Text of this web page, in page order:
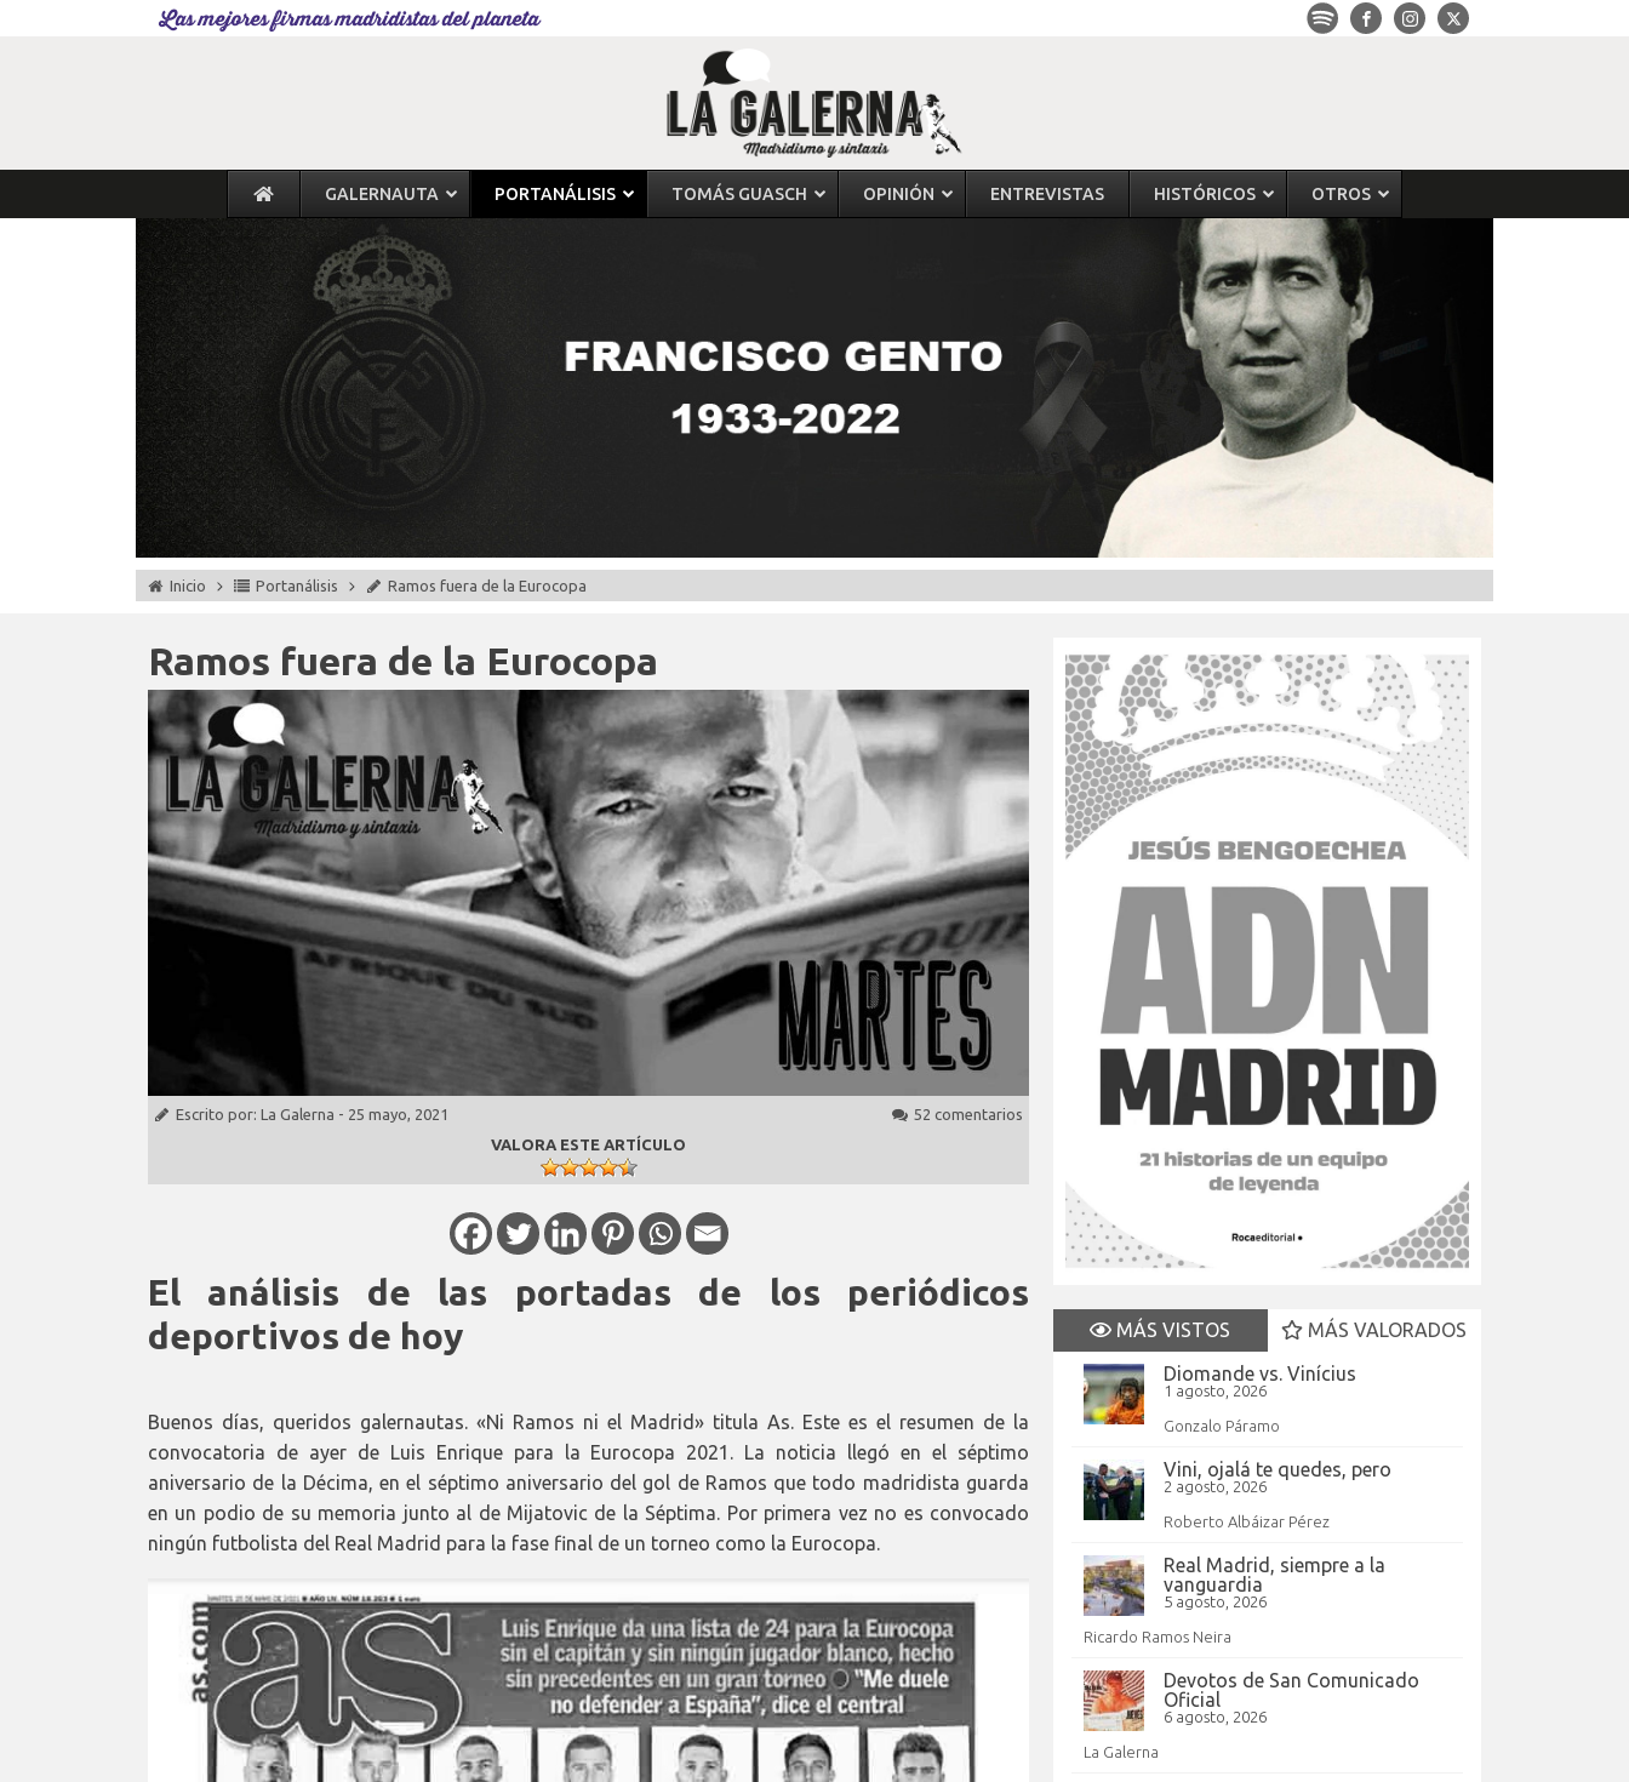
Las mejores firmas madridistas del planeta
GALERNAUTA PORTANÁLISIS TOMÁS GUASCH OPINIÓN ENTREVISTAS HISTÓRICOS OTROS
Inicio Portanálisis Ramos fuera de la Eurocopa
Ramos fuera de la Eurocopa
Escrito por: La Galerna - 25 mayo, 2021
52 comentarios
VALORA ESTE ARTÍCULO
El análisis de las portadas de los periódicos
deportivos de hoy
Buenos días, queridos galernautas. «Ni Ramos ni el Madrid» titula As. Este es el resumen de la
convocatoria de ayer de Luis Enrique para la Eurocopa 2021. La noticia llegó en el séptimo
aniversario de la Décima, en el séptimo aniversario del gol de Ramos que todo madridista guarda
en un podio de su memoria junto al de Mijatovic de la Séptima. Por primera vez no es convocado
ningún futbolista del Real Madrid para la fase final de un torneo como la Eurocopa.
MÁS VISTOS
MÁS VALORADOS
Diomande vs. Vinícius
1 agosto, 2026
Gonzalo Páramo
Vini, ojalá te quedes, pero
2 agosto, 2026
Roberto Albáizar Pérez
Real Madrid, siempre a la
vanguardia
5 agosto, 2026
Ricardo Ramos Neira
Devotos de San Comunicado
Oficial
6 agosto, 2026
La Galerna